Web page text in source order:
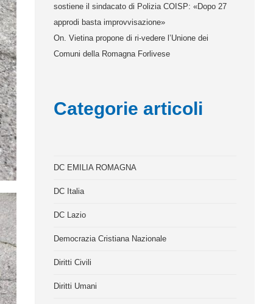
sostiene il sindacato di Polizia COISP: «Dopo 27
approdi basta improvvisazione»
On. Vietina propone di ri-vedere l’Unione dei
Comuni della Romagna Forlivese
Categorie articoli
DC EMILIA ROMAGNA
DC Italia
DC Lazio
Democrazia Cristiana Nazionale
Diritti Civili
Diritti Umani